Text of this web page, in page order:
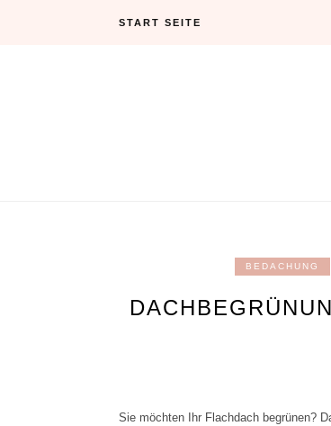
START SEITE
BEDACHUNG
Sie möchten Ihr Flachdach begrünen?